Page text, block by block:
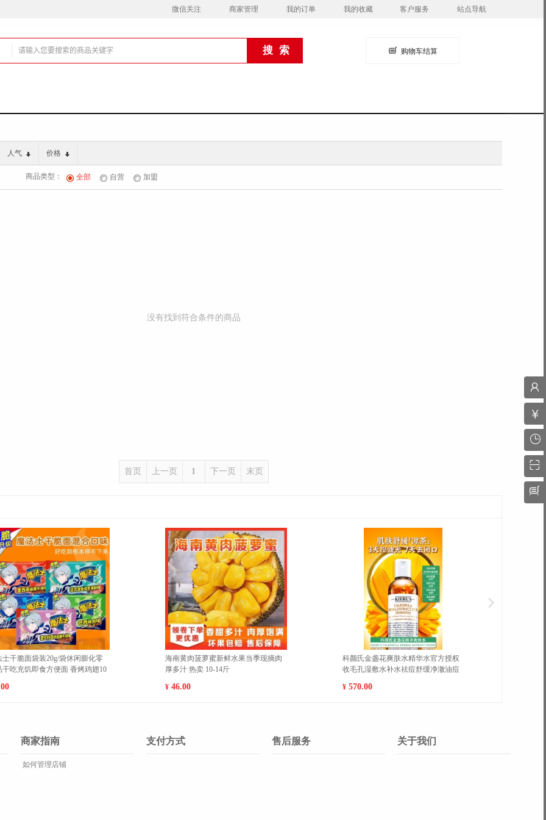
微信关注 商家管理 我的订单 我的收藏 客户服务 站点导航
购物车结算
人气 价格
商品类型： 全部 自营 加盟
没有找到符合条件的商品
首页 上一页 1 下一页 末页
士干脆面袋装20g/袋休闲膨化零
干吃充饥即食方便面 香烤鸡翅10
海南黄肉菠萝蜜新鲜水果当季现摘肉
厚多汁 热卖 10-14斤
¥ 46.00
科颜氏金盏花爽肤水精华水官方授权
收毛孔湿敷水补水祛痘舒缓净澈油痘
¥ 570.00
商家指南
如何管理店铺
支付方式 售后服务 关于我们